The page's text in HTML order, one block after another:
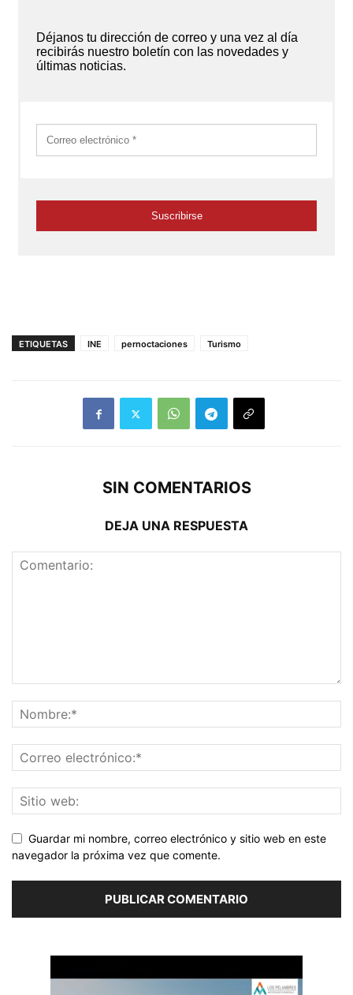
ETIQUETAS INE pernoctaciones Turismo
SIN COMENTARIOS
DEJA UNA RESPUESTA
Guardar mi nombre, correo electrónico y sitio web en este
navegador la próxima vez que comente.